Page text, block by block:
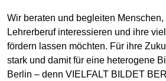
Wir beraten und begleiten
Lehrerberuf interessieren und ihre
fördern lassen möchten. Für ihre
stark und damit für eine heterogene
Berlin – denn VIELFALT BILDET